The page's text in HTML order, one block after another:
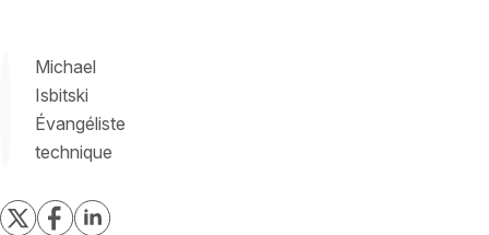
Michael
Isbitski
Évangéliste
technique